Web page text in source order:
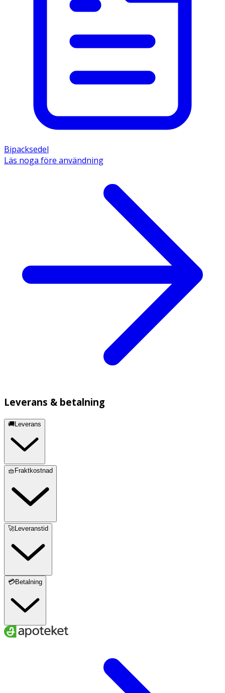
Bipacksedel
Läs noga före användning
Leverans & betalning
🚚Leverans
🧺Fraktkostnad
🚀Leveranstid
💳Betalning